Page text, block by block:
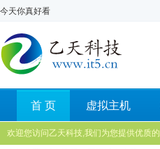
今天你真好看
首 页 虚拟主机
欢迎您访问乙天科技,我们为您提供优质